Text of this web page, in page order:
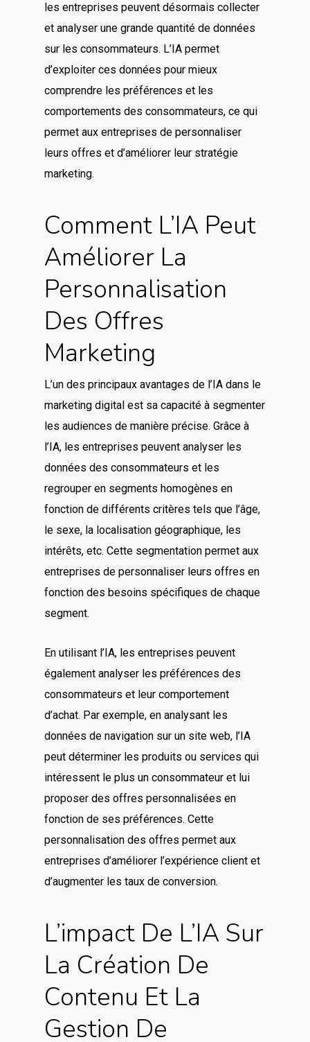
les entreprises peuvent désormais collecter
et analyser une grande quantité de données
sur les consommateurs. L’IA permet
d’exploiter ces données pour mieux
comprendre les préférences et les
comportements des consommateurs, ce qui
permet aux entreprises de personnaliser
leurs offres et d’améliorer leur stratégie
marketing.
Comment L’IA Peut
Améliorer La
Personnalisation
Des Offres
Marketing
L’un des principaux avantages de l’IA dans le
marketing digital est sa capacité à segmenter
les audiences de manière précise. Grâce à
l’IA, les entreprises peuvent analyser les
données des consommateurs et les
regrouper en segments homogènes en
fonction de différents critères tels que l’âge,
le sexe, la localisation géographique, les
intérêts, etc. Cette segmentation permet aux
entreprises de personnaliser leurs offres en
fonction des besoins spécifiques de chaque
segment.
En utilisant l’IA, les entreprises peuvent
également analyser les préférences des
consommateurs et leur comportement
d’achat. Par exemple, en analysant les
données de navigation sur un site web, l’IA
peut déterminer les produits ou services qui
intéressent le plus un consommateur et lui
proposer des offres personnalisées en
fonction de ses préférences. Cette
personnalisation des offres permet aux
entreprises d’améliorer l’expérience client et
d’augmenter les taux de conversion.
L’impact De L’IA Sur
La Création De
Contenu Et La
Gestion De